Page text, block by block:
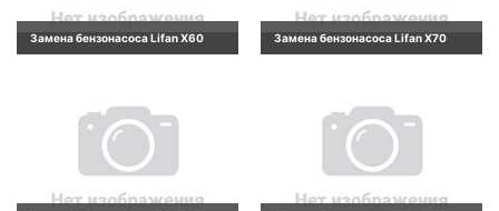
Замена бензонасоса Lifan X60 Замена бензонасоса Lifan X70